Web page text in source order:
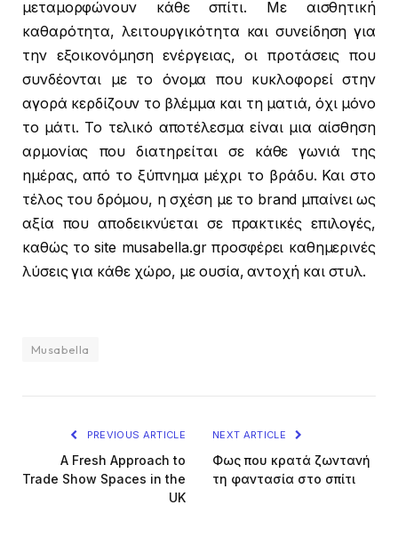
μεταμορφώνουν κάθε σπίτι. Με αισθητική
καθαρότητα, λειτουργικότητα και συνείδηση για
την εξοικονόμηση ενέργειας, οι προτάσεις που
συνδέονται με το όνομα που κυκλοφορεί στην
αγορά κερδίζουν το βλέμμα και τη ματιά, όχι μόνο
το μάτι. Το τελικό αποτέλεσμα είναι μια αίσθηση
αρμονίας που διατηρείται σε κάθε γωνιά της
ημέρας, από το ξύπνημα μέχρι το βράδυ. Και στο
τέλος του δρόμου, η σχέση με το brand μπαίνει ως
αξία που αποδεικνύεται σε πρακτικές επιλογές,
καθώς το site musabella.gr προσφέρει καθημερινές
λύσεις για κάθε χώρο, με ουσία, αντοχή και στυλ.
Musabella
PREVIOUS ARTICLE
A Fresh Approach to
Trade Show Spaces in the
UK
NEXT ARTICLE
Φως που κρατά ζωντανή
τη φαντασία στο σπίτι